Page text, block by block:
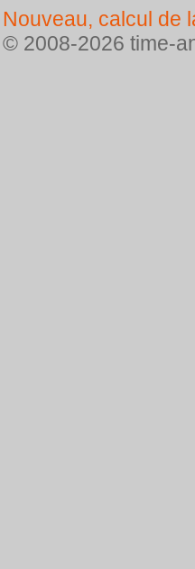
Nouveau, calcul de
© 2008-2026 time-